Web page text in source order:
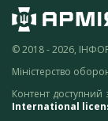
© 2018 - 2026,
Міністерство
Контент доступний
International